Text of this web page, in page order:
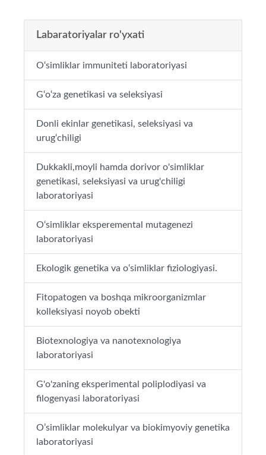
Labaratoriyalar ro'yxati
O‘simliklar immuniteti laboratoriyasi
G‘o‘za genetikasi va seleksiyasi
Donli ekinlar genetikasi, seleksiyasi va
urug‘chiligi
Dukkakli,moyli hamda dorivor o'simliklar
genetikasi, seleksiyasi va urug'chiligi
laboratoriyasi
O‘simliklar eksperemental mutagenezi
laboratoriyasi
Ekologik genetika va o‘simliklar fiziologiyasi.
Fitopatogen va boshqa mikroorganizmlar
kolleksiyasi noyob obekti
Biotexnologiya va nanotexnologiya
laboratoriyasi
G'o'zaning eksperimental poliplodiyasi va
filogenyasi laboratoriyasi
O’simliklar molekulyar va biokimyoviy genetika
laboratoriyasi